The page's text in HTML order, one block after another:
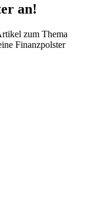
an!
zum Thema
Finanzpolster